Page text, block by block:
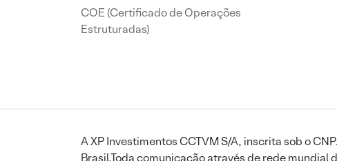
COE (Certificado de Operações
Estruturadas)
A XP Investimentos CCTVM S/A, inscrita sob o
Brasil.Toda comunicação através de rede